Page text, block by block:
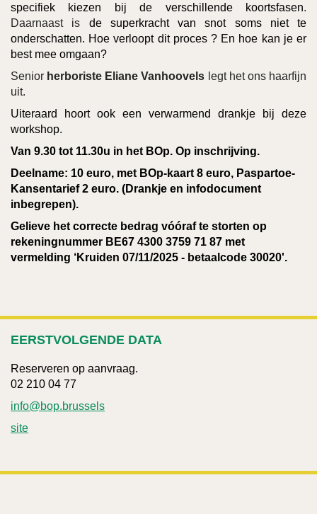
specifiek kiezen bij de verschillende koortsfasen.
Daarnaast is de superkracht van snot soms niet te
onderschatten. Hoe verloopt dit proces ? En hoe kan je er
best mee omgaan?
Senior herboriste Eliane Vanhoovels legt het ons haarfijn
uit.
Uiteraard hoort ook een verwarmend drankje bij deze
workshop.
Van 9.30 tot 11.30u in het BOp. Op inschrijving.
Deelname: 10 euro, met BOp-kaart 8 euro, Paspartoe-
Kansentarief 2 euro. (Drankje en infodocument
inbegrepen).
Gelieve het correcte bedrag vóóraf te storten op
rekeningnummer BE67 4300 3759 71 87 met
vermelding ‘Kruiden 07/11/2025 - betaalcode 30020'.
EERSTVOLGENDE DATA
Reserveren op aanvraag.
02 210 04 77
info@bop.brussels
site